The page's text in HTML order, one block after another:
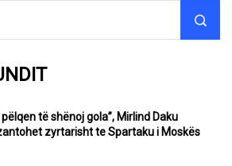
pëlqen të shënoj gola”, Mirlind Daku
zyrtarisht te Spartaku i Moskës